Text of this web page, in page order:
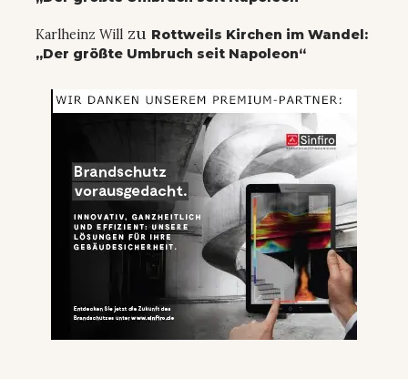
Karlheinz Will zu Rottweils Kirchen im Wandel:
„Der größte Umbruch seit Napoleon“